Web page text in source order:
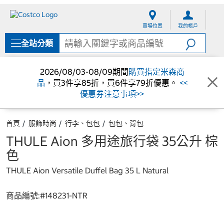
單
賣場位置 我的帳戶
全站分類
2026/08/03-08/09期間購買指定米森商
品 ，買3件享85折，買6件享79折優惠。 <<
優惠券注意事項>>
首頁 服飾時尚 行李、包包 包包、背包
THULE Aion 多用途旅行袋 35公升 棕
色
THULE Aion Versatile Duffel Bag 35 L Natural
商品編號:#148231-NTR